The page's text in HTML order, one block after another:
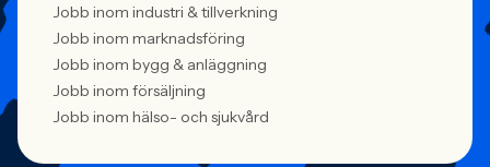
Jobb inom industri & tillverkning
Jobb inom marknadsföring
Jobb inom bygg & anläggning
Jobb inom försäljning
Jobb inom hälso- och sjukvård